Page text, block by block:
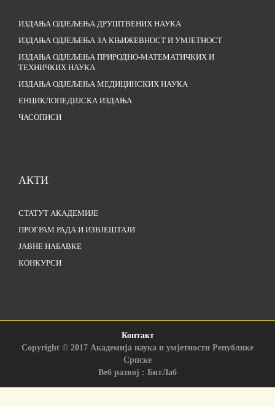
ИЗДАЊА ОДЈЕЉЕЊА ДРУШТВЕНИХ НАУКА
ИЗДАЊА ОДЈЕЉЕЊА ЗА КЊИЖЕВНОСТ И УМЈЕТНОСТ
ИЗДАЊА ОДЈЕЉЕЊА ПРИРОДНО-МАТЕМАТИЧКИХ И
ТЕХНИЧКИХ НАУКА
ИЗДАЊА ОДЈЕЉЕЊА МЕДИЦИНСКИХ НАУКА
ЕНЦИКЛОПЕДИЈСКА ИЗДАЊА
ЧАСОПИСИ
АКТИ
СТАТУТ АКАДЕМИЈЕ
ПРОГРАМ РАДА И ИЗВЈЕШТАЈИ
ЈАВНЕ НАБАВКЕ
КОНКУРСИ
Контакт
Copyright © 2017 Академија наука и умјетности Републике
Српске
Веб развој : БитЛаб